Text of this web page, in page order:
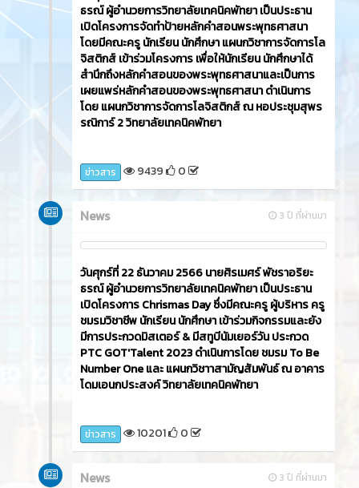
ธรณ์ ผู้อำนวยการวิทยาลัยเทคนิคพัทยา เป็นประธาน
เปิดโครงการจัดทำป้ายหลักคำสอนพระพุทธศาสนา
โดยมีคณะครู นักเรียน นักศึกษา แผนกวิชาการจัดการโล
จิสติกส์ เข้าร่วมโครงการ เพื่อให้นักเรียน นักศึกษาได้
สำนึกถึงหลักคำสอนของพระพุทธศาสนาและเป็นการ
เผยแพร่หลักคำสอนของพระพุทธศาสนา ดำเนินการ
โดย แผนกวิชาการจัดการโลจิสติกส์ ณ หอประชุมสุพร
รณิการ์ 2 วิทยาลัยเทคนิคพัทยา
ข่าวสาร 9439 0
3 ปี ที่ผ่านมา
News
วันศุกร์ที่ 22 ธันวาคม 2566​ นายศิรเมศร์ พัชราอริยะ
ธรณ์ ผู้อำนวยการวิทยาลัยเทคนิคพัทยา เป็นประธาน
เปิดโครงการ Chrismas Day ซึ่งมีคณะครู ผู้บริหาร ครู
ชมรมวิชาชีพ นักเรียน นักศึกษา เข้าร่วมกิจกรรมและยัง
มีการประกวดมิสเตอร์ & มีสทูบีนัมเยอร์วัน ประกวด
PTC GOT'Talent 2023 ดำเนินการโดย ชมรม To Be
Number One และ แผนกวิชาาสามัญสัมพันธ์ ณ อาคาร
โดมเอนกประสงค์ วิทยาลัยเทคนิคพัทยา
ข่าวสาร 10201 0
3 ปี ที่ผ่านมา
News